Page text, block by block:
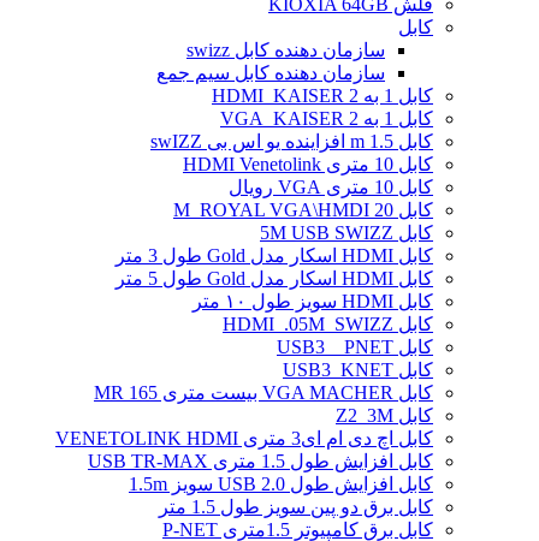
فلش KIOXIA 64GB
کابل
سازمان دهنده کابل swizz
سازمان دهنده کابل سیم جمع
کابل 1 به 2 HDMI_KAISER
کابل 1 به 2 VGA_KAISER
کابل 1.5 m افزاینده یو اس بی swIZZ
کابل 10 متری HDMI Venetolink
کابل 10 متری VGA رویال
کابل 20 M_ROYAL VGA\HMDI
کابل 5M USB SWIZZ
کابل HDMI اسکار مدل Gold طول 3 متر
کابل HDMI اسکار مدل Gold طول 5 متر
کابل HDMI سویز طول ۱۰ متر
کابل HDMI_.05M_SWIZZ
کابل USB3 _ PNET
کابل USB3_KNET
کابل VGA MACHER بیست متری MR 165
کابل Z2_3M
کابل اچ دی ام ای3 متری VENETOLINK HDMI
کابل افزایش طول 1.5 متری USB TR-MAX
کابل افزایش طول USB 2.0 سویز 1.5m
کابل برق دو پین سویز طول 1.5 متر
کابل برق کامپیوتر 1.5ﻣﺘﺮی P-NET